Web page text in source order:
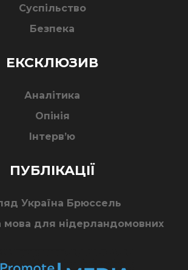
Суспільство
Безпека
ЕКСКЛЮЗИВ
Аналітика
Опінія
Інтерв’ю
ПУБЛІКАЦІЇ
Україна Брюссель
мова для нідерландомовних